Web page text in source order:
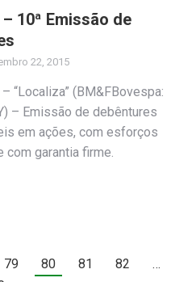
– 10ª Emissão de
22, 2015
“Localiza” (BM&FBovespa:
– Emissão de debêntures
em ações, com esforços
garantia firme.
79 80 81 82
…